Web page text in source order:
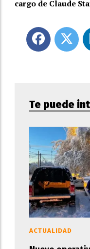
cargo de Claude
Te puede
ACTUALIDAD